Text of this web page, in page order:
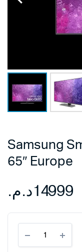
Samsung
65″ Europe
14999د.م.
Smart
Tv